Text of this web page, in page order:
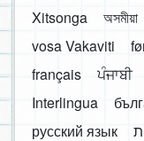
Xitsonga
অসমীয়া
vosa Vakaviti
français
ਪੰਜਾਬੀ
Interlingua
русский язык